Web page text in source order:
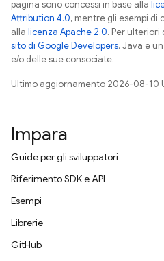
pagina sono concessi in base alla
Attribution 4.0, mentre gli esempi di
alla licenza Apache 2.0. Per
sito di Google Developers. Java è
e/o delle sue consociate.
Ultimo aggiornamento 2026-08-10
Impara
Guide per gli sviluppatori
Riferimento SDK e API
Esempi
Librerie
GitHub